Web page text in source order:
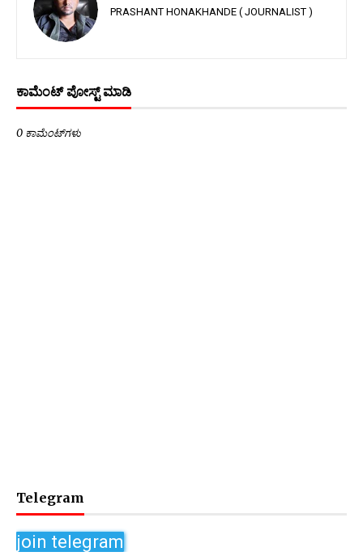
PRASHANT HONAKHANDE ( JOURNALIST )
ಕಾಮೆಂಟ್‌‌ ಪೋಸ್ಟ್‌ ಮಾಡಿ
0 ಕಾಮೆಂಟ್‌ಗಳು
Telegram
join telegram